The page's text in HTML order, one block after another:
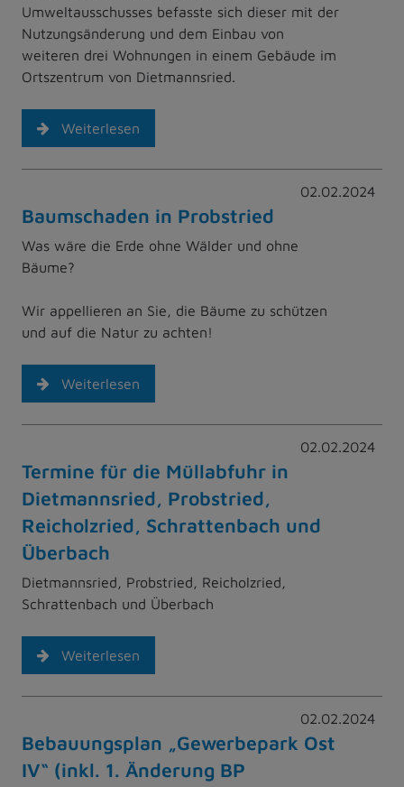
Umweltausschusses befasste sich dieser mit der
Nutzungsänderung und dem Einbau von
weiteren drei Wohnungen in einem Gebäude im
Ortszentrum von Dietmannsried.
Weiterlesen
02.02.2024
Baumschaden in Probstried
Was wäre die Erde ohne Wälder und ohne
Bäume?
Wir appellieren an Sie, die Bäume zu schützen
und auf die Natur zu achten!
Weiterlesen
02.02.2024
Termine für die Müllabfuhr in
Dietmannsried, Probstried,
Reicholzried, Schrattenbach und
Überbach
Dietmannsried, Probstried, Reicholzried,
Schrattenbach und Überbach
Weiterlesen
02.02.2024
Bebauungsplan „Gewerbepark Ost
IV“ (inkl. 1. Änderung BP